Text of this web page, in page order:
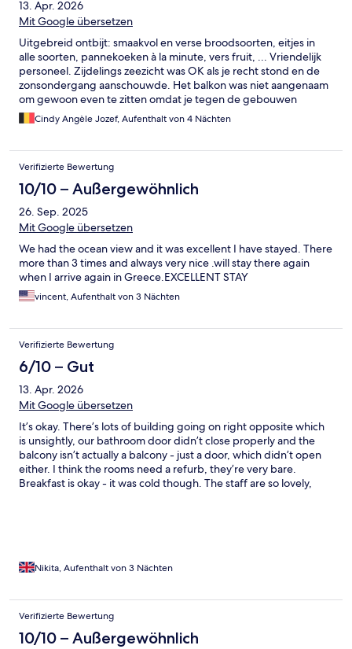
13. Apr. 2026
Mit Google übersetzen
Uitgebreid ontbijt: smaakvol en verse broodsoorten, eitjes in
alle soorten, pannekoeken à la minute, vers fruit, ... Vriendelijk
personeel. Zijdelings zeezicht was OK als je recht stond en de
zonsondergang aanschouwde. Het balkon was niet aangenaam
om gewoon even te zitten omdat je tegen de gebouwen
aankeek. Locatie is geweldig met het strand zo dichtbij en op 5 à
10 minuten van het drukkere centrum, winkeltjes en restaurants
Cindy Angèle Jozef, Aufenthalt von 4 Nächten
Verifizierte Bewertung
10/10 – Außergewöhnlich
26. Sep. 2025
Mit Google übersetzen
We had the ocean view and it was excellent I have stayed. There
more than 3 times and always very nice .will stay there again
when I arrive again in Greece.EXCELLENT STAY
vincent, Aufenthalt von 3 Nächten
Verifizierte Bewertung
6/10 – Gut
13. Apr. 2026
Mit Google übersetzen
It’s okay. There’s lots of building going on right opposite which
is unsightly, our bathroom door didn’t close properly and the
balcony isn’t actually a balcony - just a door, which didn’t open
either. I think the rooms need a refurb, they’re very bare.
Breakfast is okay - it was cold though. The staff are so lovely,
Nikita, Aufenthalt von 3 Nächten
Verifizierte Bewertung
10/10 – Außergewöhnlich